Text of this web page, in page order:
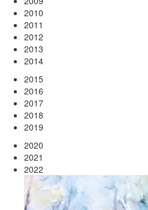
2010
2011
2012
2013
2014
2015
2016
2017
2018
2019
2020
2021
2022